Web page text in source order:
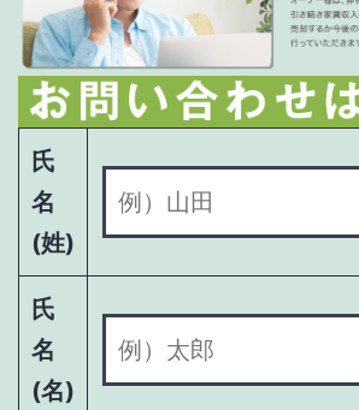
氏
名
(姓)
氏
名
(名)